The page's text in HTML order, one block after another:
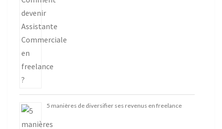
5 manières de diversifier ses revenus en freelance